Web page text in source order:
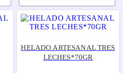
HELADO ARTESANAL TRES
LECHES*70GR